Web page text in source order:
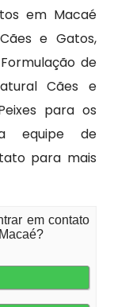
em Macaé
e Gatos,
de
Cães e
para os
equipe de
para mais
em contato